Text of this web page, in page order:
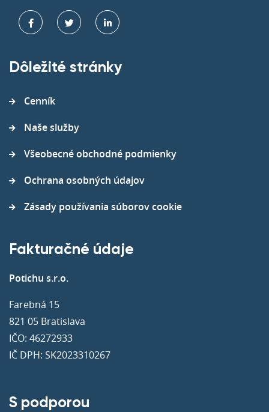
Dôležité stránky
Cenník
Naše služby
Všeobecné obchodné podmienky
Ochrana osobných údajov
Zásady používania súborov cookie
Fakturačné údaje
Potichu s.r.o.
Farebná 15
821 05 Bratislava
IČO: 46272933
IČ DPH: SK2023310267
S podporou